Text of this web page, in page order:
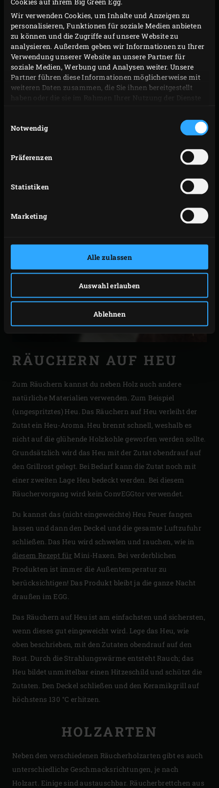
Wir verwenden Cookies, um Inhalte und Anzeigen zu
personalisieren, Funktionen für soziale Medien anbieten
zu können und die Zugriffe auf unsere Website zu
analysieren. Außerdem geben wir Informationen zu Ihrer
Verwendung unserer Website an unsere Partner für
soziale Medien, Werbung und Analysen weiter. Unsere
Partner führen diese Informationen möglicherweise mit
weiteren Daten zusammen, die Sie ihnen bereitgestellt
haben oder die sie im Rahmen Ihrer Nutzung der Dienste
Notwendig
Präferenzen
Statistiken
Marketing
Alle zulassen
Auswahl erlauben
Ablehnen
zweites mit Spargel in die oberen Ebenen, während auf
dem mitgelieferten Edelstahlrost auf der unteren Ebene
Kartoffeln geröstet werden. Du kannst auch mehrere
Vorspeisen gleichzeitig auf den Räucherbrettchen
zubereiten. Schiebe sie einfach in den Turm. Du möchtest
selbst Wurst oder Fisch räuchern? Dank der Haken an
Eine Handvoll Holzchips reicht aus, um Wurst oder Fisch
mit einem köstlichen Raucharoma zu versehen.
RÄUCHERN AUF HEU
Zum Räuchern kannst du neben Holz auch andere
natürliche Materialien verwenden. Zum Beispiel
(ungespritztes) Heu. Das Räuchern auf Heu verleiht der
Zutat ein Heu-Aroma. Heu brennt schnell, weshalb es
nicht auf die glühende Holzkohle geworfen werden sollte.
Grundsätzlich wird das Heu mit der Zutat obendrauf auf
den Grillrost gelegt. Bei Bedarf kann die Zutat noch mit
einer zweiten Lage Heu bedeckt werden. Bei diesem
Räuchervorgang wird kein ConvEGGtor verwendet.
Du kannst das (nicht eingeweichte) Heu Feuer fangen
lassen und dann den Deckel und die gesamte Luftzufuhr
schließen. Das Heu wird schwelen und rauchen, wie in
diesem Rezept für Mini-Haxen. Bei verderblichen
Produkten ist immer die Außentemperatur zu
berücksichtigen! Das Produkt bleibt ja die ganze Nacht
draußen im EGG.
Das Räuchern auf Heu ist am einfachsten und sichersten,
wenn dieses gut eingeweicht wird. Lege das Heu, wie
oben beschrieben, mit den Zutaten obendrauf auf den
Rost. Durch die Strahlungswärme entsteht Rauch; das
Heu bildet unmittelbar einen Hitzeschild und schützt die
Zutaten. Den Deckel schließen und den Keramikgrill auf
höchstens 130 °C erhitzen.
HOLZARTEN
Neben den verschiedenen Räucherholzarten gibt es auch
unterschiedliche Geschmacksrichtungen, je nach
Holzart. Einige sind austauschbar. Räucherbrettchen aus